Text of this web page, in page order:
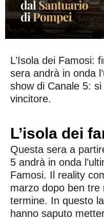
L’Isola dei Famosi:
sera andrà in onda
show di Canale 5:
vincitore.
L’isola dei
Questa sera a
5 andrà in onda
Famosi. Il reality
marzo dopo ben tre
termine. In questo
hanno saputo